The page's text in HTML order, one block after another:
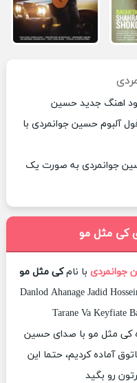
اهنگ جدید حسین
آلبوم حسین جوانمردی با
جوانمردی به صورت یک
کی مثل مو
جوانمردی با نامکی مثل مو
Danlod Ahanage Jadid
Tarane Va Keyfiate
کی مثل مو با صدای حسین
آماده کردیم، حتما این
رو بگید